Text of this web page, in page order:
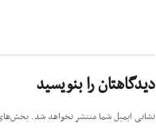
دیدگاهتان را بنویسید
نشانی ایمیل شما منتشر نخواهد شد.